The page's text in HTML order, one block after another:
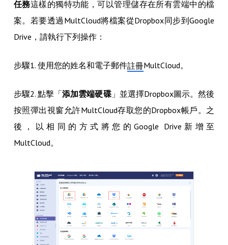
任務這樣的獨特功能，可以管理儲存在所有雲端中的檔
案。若要透過MultCloud將檔案從Dropbox同步到Google
Drive，請執行下列操作：
步驟1. 使用您的姓名和電子郵件註冊MultCloud。
步驟2. 點擊「添加雲端硬碟」並選擇Dropbox圖示。然後
按照彈出視窗允許MultCloud存取您的Dropbox帳戶。之
後，以相同的方式將您的Google Drive新增至
MultCloud。